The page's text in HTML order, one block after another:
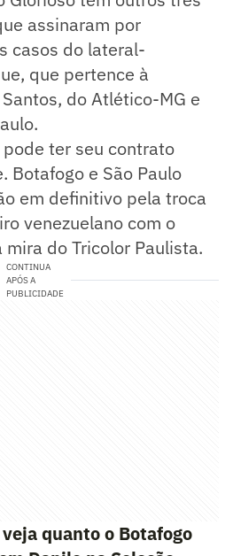
assinaram por
casos do lateral-
que pertence à
do Atlético-MG e
ter seu contrato
Botafogo e São Paulo
em definitivo pela troca
venezuelano com o
do Tricolor Paulista.
CONTINUA
APÓS A
PUBLICIDADE
quanto o Botafogo